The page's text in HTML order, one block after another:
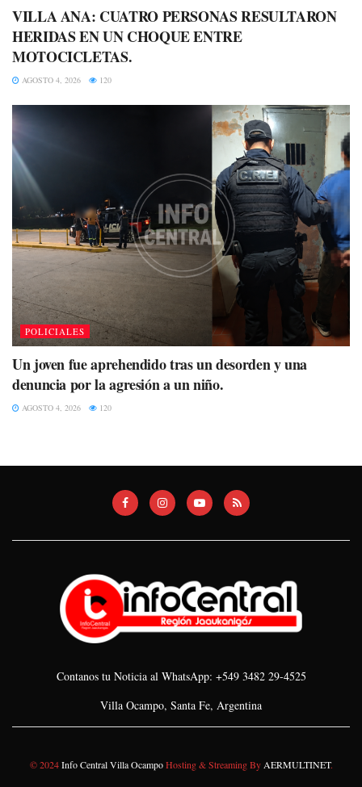
VILLA ANA: CUATRO PERSONAS RESULTARON
HERIDAS EN UN CHOQUE ENTRE
MOTOCICLETAS.
AGOSTO 4, 2026 120
POLICIALES
Un joven fue aprehendido tras un desorden y una
denuncia por la agresión a un niño.
AGOSTO 4, 2026 120
Contanos tu Noticia al WhatsApp: +549 3482 29-4525
Villa Ocampo, Santa Fe, Argentina
© 2024Info Central Villa OcampoHosting & Streaming ByAERMULTINET.